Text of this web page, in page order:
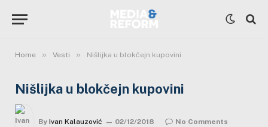
Home » Vesti » Nišlijka u blokčejn kupovini
Nišlijka u blokčejn kupovini
By Ivan Kalauzović 02/12/2018 No Comments